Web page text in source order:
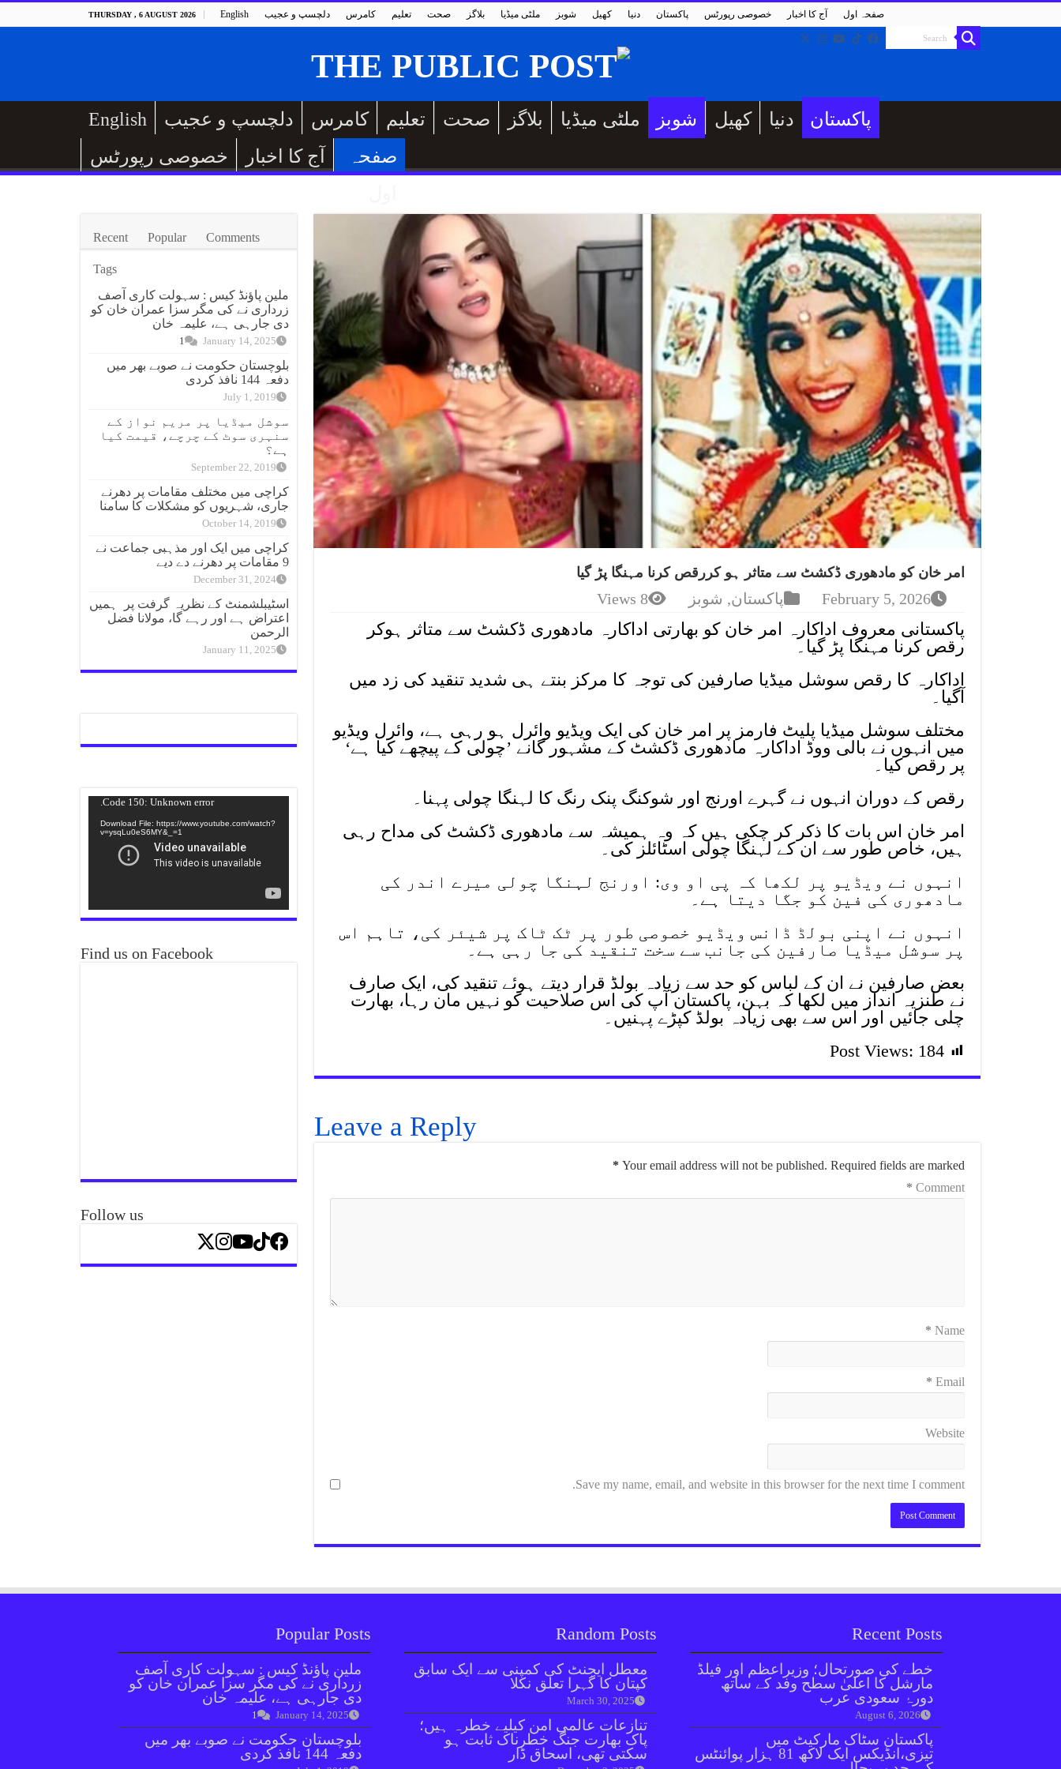
THURSDAY , 6 AUGUST 2026 English دلچسپ و عجیب کامرس تعلیم صحت بلاگز ملٹی میڈیا شوبز کھیل دنیا پاکستان خصوصی رپورٹس آج کا اخبار صفحہ اول
English دلچسپ و عجیب کامرس تعلیم صحت بلاگز ملٹی میڈیا شوبز کھیل دنیا
پاکستان
خصوصی رپورٹس
آج کا اخبار
صفحہ
امر خان کو مادھوری ڈکشٹ سے متاثر ہو کررقص کرنا مہنگا پڑ گیا
February 5, 2026 پاکستان, شوبز 8 Views
پاکستانی معروف اداکارہ امر خان کو بھارتی اداکارہ مادھوری ڈکشٹ سے متاثر ہوکر
رقص کرنا مہنگا پڑ گیا۔
اداکارہ کا رقص سوشل میڈیا صارفین کی توجہ کا مرکز بنتے ہی شدید تنقید کی زد میں
آگیا۔
مختلف سوشل میڈیا پلیٹ فارمز پر امر خان کی ایک ویڈیو وائرل ہو رہی ہے، وائرل ویڈیو
میں انہوں نے بالی ووڈ اداکارہ مادھوری ڈکشٹ کے مشہور گانے ’چولی کے پیچھے کیا ہے‘
پر رقص کیا۔
رقص کے دوران انہوں نے گہرے اورنج اور شوکنگ پنک رنگ کا لہنگا چولی پہنا۔
امر خان اس بات کا ذکر کر چکی ہیں کہ وہ ہمیشہ سے مادھوری ڈکشٹ کی مداح رہی
ہیں، خاص طور سے ان کے لہنگا چولی اسٹائلز کی۔
انہوں نے ویڈیو پر لکھا کہ پی او وی: اورنج لہنگا چولی میرے اندر کی
مادھوری کی فین کو جگا دیتا ہے۔
انہوں نے اپنی بولڈ ڈانس ویڈیو خصوصی طور پر ٹک ٹاک پر شیئر کی، تاہم اس
پر سوشل میڈیا صارفین کی جانب سے سخت تنقید کی جا رہی ہے۔
بعض صارفین نے ان کے لباس کو حد سے زیادہ بولڈ قرار دیتے ہوئے تنقید کی، ایک صارف
نے طنزیہ انداز میں لکھا کہ بہن، پاکستان آپ کی اس صلاحیت کو نہیں مان رہا، بھارت
چلی جائیں اور اس سے بھی زیادہ بولڈ کپڑے پہنیں۔
Post Views: 184
Leave a Reply
Your email address will not be published. Required fields are marked
*
Comment
*
Name
*
Email
*
Website
Save my name, email, and website in this browser for the next time I comment.
Recent Popular Comments
Tags
ملین پاؤنڈ کیس : سہولت کاری آصف
زرداری نے کی مگر سزا عمران خان کو
دی جارہی ہے، علیمہ خان
January 14, 2025
1
بلوچستان حکومت نے صوبے بھر میں
دفعہ 144 نافذ کردی
July 1, 2019
سوشل میڈیا پر مریم نواز کے
سنہری سوٹ کے چرچے، قیمت کیا
ہے؟
September 22, 2019
کراچی میں مختلف مقامات پر دھرنے
جاری، شہریوں کو مشکلات کا سامنا
October 14, 2019
کراچی میں ایک اور مذہبی جماعت نے
9 مقامات پر دھرنے دے دیے
December 31, 2024
اسٹیبلشمنٹ کے نظریہ گرفت پر ہمیں
اعتراض ہے اور رہے گا، مولانا فضل
الرحمن
January 11, 2025
Code 150: Unknown error.
Download File: https://www.youtube.com/watch?
v=ysqLu0eS6MY&_=1
Find us on Facebook
Follow us
Popular Posts
ملین پاؤنڈ کیس : سہولت کاری آصف
زرداری نے کی مگر سزا عمران خان کو
دی جارہی ہے، علیمہ خان
January 14, 2025
1
بلوچستان حکومت نے صوبے بھر میں
دفعہ 144 نافذ کردی
Random Posts
معطل ایجنٹ کی کمپنی سے ایک سابق
کپتان کا گہرا تعلق نکلا
March 30, 2025
تنازعات عالمی امن کیلیے خطرہ ہیں؛
پاک بھارت جنگ خطرناک ثابت ہو
سکتی تھی، اسحاق ڈار
Recent Posts
خطے کی صورتحال؛ وزیراعظم اور فیلڈ
مارشل کا اعلیٰ سطح وفد کے ساتھ
دورۂ سعودی عرب
August 6, 2026
پاکستان سٹاک مارکیٹ میں
تیزی،انڈیکس ایک لاکھ 81 ہزار پوائنٹس